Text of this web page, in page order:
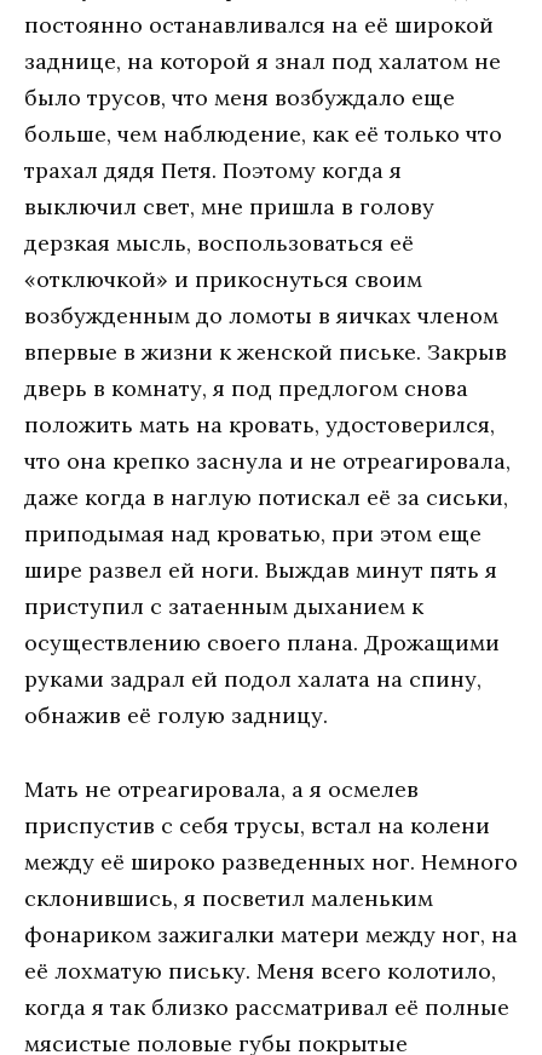
постоянно останавливался на её широкой
заднице, на которой я знал под халатом не
было трусов, что меня возбуждало еще
больше, чем наблюдение, как её только что
трахал дядя Петя. Поэтому когда я
выключил свет, мне пришла в голову
дерзкая мысль, воспользоваться её
«отключкой» и прикоснуться своим
возбужденным до ломоты в яичках членом
впервые в жизни к женской письке. Закрыв
дверь в комнату, я под предлогом снова
положить мать на кровать, удостоверился,
что она крепко заснула и не отреагировала,
даже когда в наглую потискал её за сиськи,
приподымая над кроватью, при этом еще
шире развел ей ноги. Выждав минут пять я
приступил с затаенным дыханием к
осуществлению своего плана. Дрожащими
руками задрал ей подол халата на спину,
обнажив её голую задницу.
Мать не отреагировала, а я осмелев
приспустив с себя трусы, встал на колени
между её широко разведенных ног. Немного
склонившись, я посветил маленьким
фонариком зажигалки матери между ног, на
её лохматую письку. Меня всего колотило,
когда я так близко рассматривал её полные
мясистые половые губы покрытые